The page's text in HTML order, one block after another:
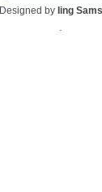
Designed by Iing